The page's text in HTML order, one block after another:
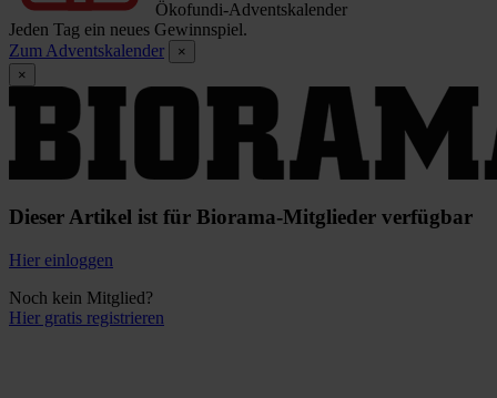
Ökofundi-Adventskalender
Jeden Tag ein neues Gewinnspiel.
Zum Adventskalender
×
×
Dieser Artikel ist für Biorama-Mitglieder verfügbar
Hier einloggen
Noch kein Mitglied?
Hier gratis registrieren